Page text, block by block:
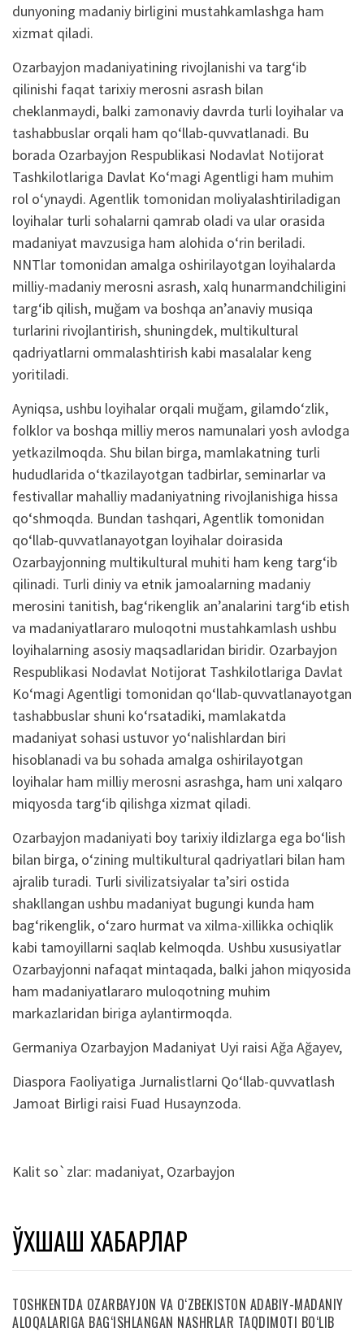
dunyoning madaniy birligini mustahkamlashga ham
xizmat qiladi.
Ozarbayjon madaniyatining rivojlanishi va targ‘ib
qilinishi faqat tarixiy merosni asrash bilan
cheklanmaydi, balki zamonaviy davrda turli loyihalar va
tashabbuslar orqali ham qo‘llab-quvvatlanadi. Bu
borada Ozarbayjon Respublikasi Nodavlat Notijorat
Tashkilotlariga Davlat Ko‘magi Agentligi ham muhim
rol o‘ynaydi. Agentlik tomonidan moliyalashtiriladigan
loyihalar turli sohalarni qamrab oladi va ular orasida
madaniyat mavzusiga ham alohida o‘rin beriladi.
NNTlar tomonidan amalga oshirilayotgan loyihalarda
milliy-madaniy merosni asrash, xalq hunarmandchiligini
targ‘ib qilish, muğam va boshqa an’anaviy musiqa
turlarini rivojlantirish, shuningdek, multikultural
qadriyatlarni ommalashtirish kabi masalalar keng
yoritiladi.
Ayniqsa, ushbu loyihalar orqali muğam, gilamdo‘zlik,
folklor va boshqa milliy meros namunalari yosh avlodga
yetkazilmoqda. Shu bilan birga, mamlakatning turli
hududlarida o‘tkazilayotgan tadbirlar, seminarlar va
festivallar mahalliy madaniyatning rivojlanishiga hissa
qo‘shmoqda. Bundan tashqari, Agentlik tomonidan
qo‘llab-quvvatlanayotgan loyihalar doirasida
Ozarbayjonning multikultural muhiti ham keng targ‘ib
qilinadi. Turli diniy va etnik jamoalarning madaniy
merosini tanitish, bag‘rikenglik an’analarini targ‘ib etish
va madaniyatlararo muloqotni mustahkamlash ushbu
loyihalarning asosiy maqsadlaridan biridir. Ozarbayjon
Respublikasi Nodavlat Notijorat Tashkilotlariga Davlat
Ko‘magi Agentligi tomonidan qo‘llab-quvvatlanayotgan
tashabbuslar shuni ko‘rsatadiki, mamlakatda
madaniyat sohasi ustuvor yo‘nalishlardan biri
hisoblanadi va bu sohada amalga oshirilayotgan
loyihalar ham milliy merosni asrashga, ham uni xalqaro
miqyosda targ‘ib qilishga xizmat qiladi.
Ozarbayjon madaniyati boy tarixiy ildizlarga ega bo‘lish
bilan birga, o‘zining multikultural qadriyatlari bilan ham
ajralib turadi. Turli sivilizatsiyalar ta’siri ostida
shakllangan ushbu madaniyat bugungi kunda ham
bag‘rikenglik, o‘zaro hurmat va xilma-xillikka ochiqlik
kabi tamoyillarni saqlab kelmoqda. Ushbu xususiyatlar
Ozarbayjonni nafaqat mintaqada, balki jahon miqyosida
ham madaniyatlararo muloqotning muhim
markazlaridan biriga aylantirmoqda.
Germaniya Ozarbayjon Madaniyat Uyi raisi Ağa Ağayev,
Diaspora Faoliyatiga Jurnalistlarni Qo‘llab-quvvatlash
Jamoat Birligi raisi Fuad Husaynzoda.
Kalit so`zlar: madaniyat, Ozarbayjon
ЎХШАШ ХАБАРЛАР
TOSHKENTDA OZARBAYJON VA O‘ZBEKISTON ADABIY-MADANIY
ALOQALARIGA BAG‘ISHLANGAN NASHRLAR TAQDIMOTI BO‘LIB